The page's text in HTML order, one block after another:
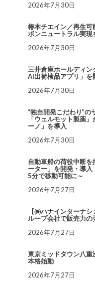
2026年7月30日
椿本チエイン／再生
ボンニュートラル実現
2026年7月30日
三井倉庫ホールディ
AI出荷検品アプリ」を
2026年7月30日
“独自開発こだわり”
「ウェルモット製薬
ーノ」を導入
2026年7月30日
自動車船の荷役中断
ーター」を開発・導
5分で移動可能に～
2026年7月27日
【㈱ハナインターナ
ループ会社で販売力の
2026年7月27日
東京ミッドタウン八
本格始動
2026年7月27日